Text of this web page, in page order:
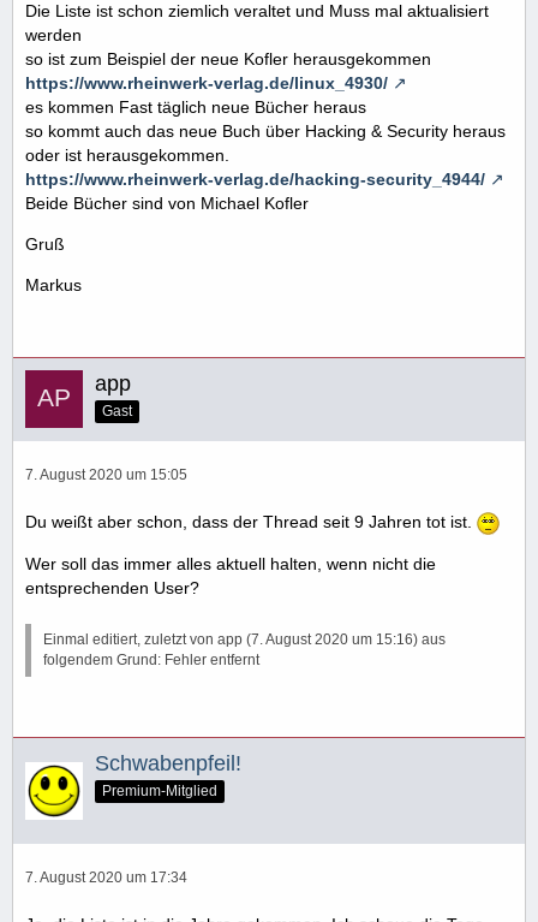
Die Liste ist schon ziemlich veraltet und Muss mal aktualisiert
werden
so ist zum Beispiel der neue Kofler herausgekommen
https://www.rheinwerk-verlag.de/linux_4930/
es kommen Fast täglich neue Bücher heraus
so kommt auch das neue Buch über Hacking & Security heraus
oder ist herausgekommen.
https://www.rheinwerk-verlag.de/hacking-security_4944/
Beide Bücher sind von Michael Kofler
Gruß
Markus
app
Gast
7. August 2020 um 15:05
Du weißt aber schon, dass der Thread seit 9 Jahren tot ist.
Wer soll das immer alles aktuell halten, wenn nicht die
entsprechenden User?
Einmal editiert, zuletzt von app (7. August 2020 um 15:16) aus
folgendem Grund: Fehler entfernt
Schwabenpfeil!
Premium-Mitglied
7. August 2020 um 17:34